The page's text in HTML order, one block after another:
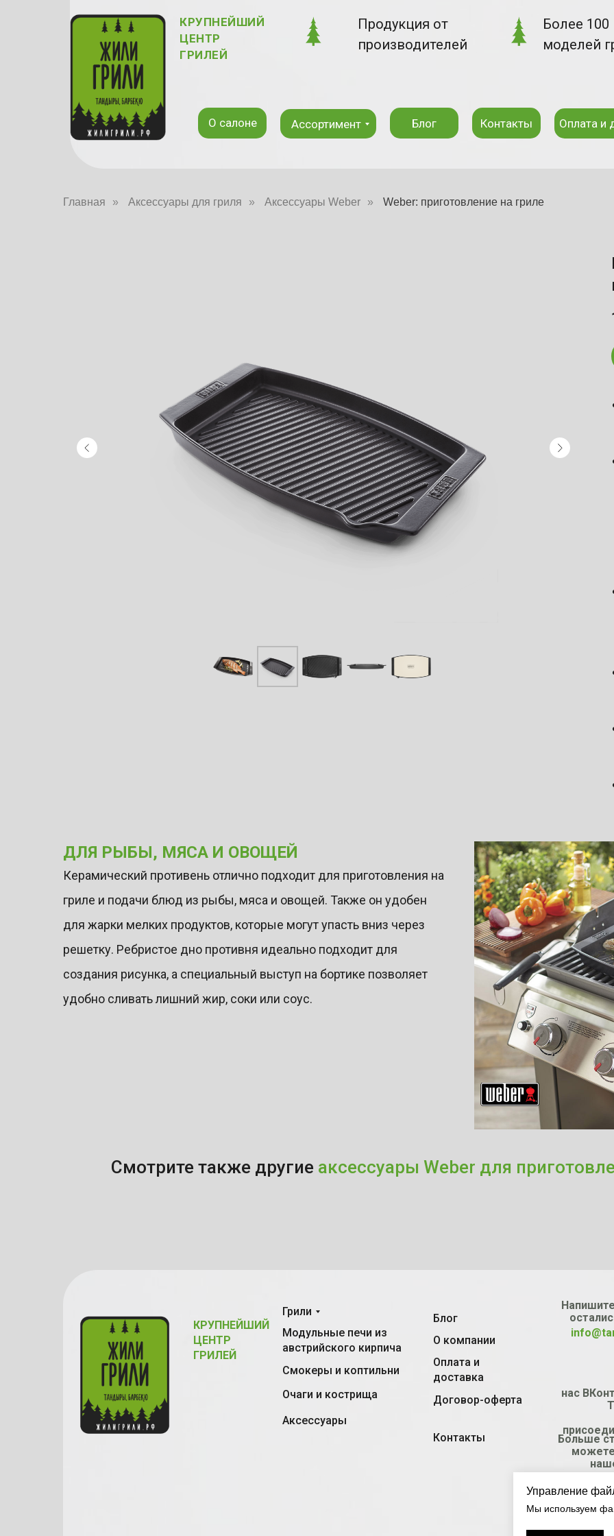
КРУПНЕЙШИЙ
ЦЕНТР
ГРИЛЕЙ
Ассортимент Контакты
Блог
О салоне
Продукция от
производителей
Оплата и
Более 100
моделей
Управление
Мы используем
Главная » Аксессуары для гриля » Аксессуары Weber » Weber: приготовление на гриле
ДЛЯ РЫБЫ, МЯСА И ОВОЩЕЙ
Керамический противень отлично подходит для приготовления на
гриле и подачи блюд из рыбы, мяса и овощей. Также он удобен
для жарки мелких продуктов, которые могут упасть вниз через
решетку. Ребристое дно противня идеально подходит для
создания рисунка, а специальный выступ на бортике позволяет
удобно сливать лишний жир, соки или соус.
Смотрите также другие аксессуары Weber для
Модульные печи из
австрийского кирпича
Смокеры и коптильни
Очаги и кострища
Контакты
Блог
О компании
Оплата и
доставка
Аксессуары
Грили
нас
КРУПНЕЙШИЙ
ЦЕНТР
ГРИЛЕЙ
Договор-оферта
Больше